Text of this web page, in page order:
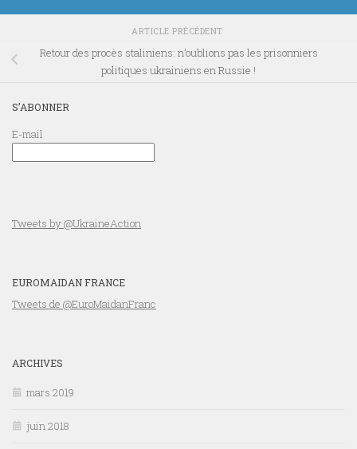
ARTICLE PRÉCÉDENT
Retour des procès staliniens: n’oublions pas les prisonniers
politiques ukrainiens en Russie !
S’ABONNER
E-mail
Tweets by @UkraineAction
EUROMAIDAN FRANCE
Tweets de @EuroMaidanFranc
ARCHIVES
mars 2019
juin 2018